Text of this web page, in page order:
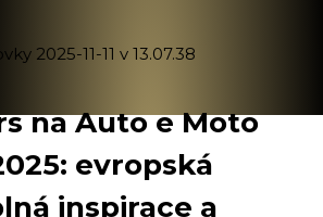
na Auto e Moto
evropská
inspirace a